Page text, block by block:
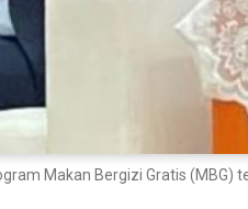
Makan Bergizi Gratis (MBG)